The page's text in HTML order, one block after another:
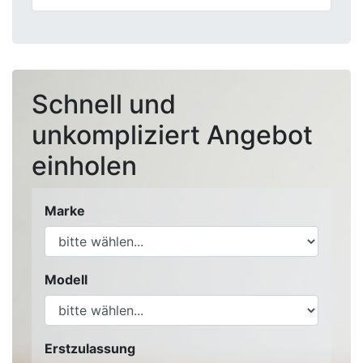
Schnell und
unkompliziert Angebot
einholen
Marke
Modell
Erstzulassung